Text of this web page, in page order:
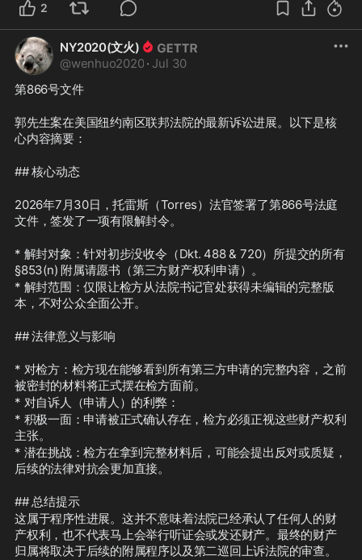
2
NY2020(文火)
@wenhuo2020 · Jul 30
第866号文件
郭先生案在美国纽约南区联邦法院的最新诉讼进展。以下是核
心内容摘要：
## 核心动态
2026年7月30日，托雷斯（Torres）法官签署了第866号法庭
文件，签发了一项有限解封令。
* 解封对象：针对初步没收令（Dkt. 488 & 720）所提交的所有
§853(n) 附属请愿书（第三方财产权利申请）。
* 解封范围：仅限让检方从法院书记官处获得未编辑的完整版
本，不对公众全面公开。
## 法律意义与影响
* 对检方：检方现在能够看到所有第三方申请的完整内容，之前
被密封的材料将正式摆在检方面前。
* 对自诉人（申请人）的利弊：
* 积极一面：申请被正式确认存在，检方必须正视这些财产权利
主张。
* 潜在挑战：检方在拿到完整材料后，可能会提出反对或质疑，
后续的法律对抗会更加直接。
## 总结提示
这属于程序性进展。这并不意味着法院已经承认了任何人的财
产权利，也不代表马上会举行听证会或发还财产。最终的财产
归属将取决于后续的附属程序以及第二巡回上诉法院的审查。